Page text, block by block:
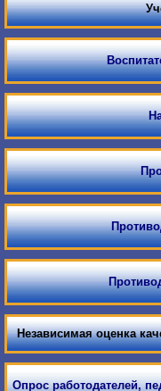
Независимая оценка
Опрос работодателей,